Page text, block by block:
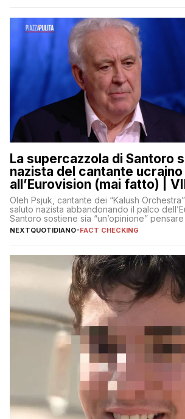
La supercazzola di Santoro
nazista del cantante ucraino
all’Eurovision (mai fatto) |
Oleh Psjuk, cantante dei “Kalush
saluto nazista abbandonando il palco
Santoro sostiene sia “un’opinione”
così
NEXTQUOTIDIANO-FACT CHECKING